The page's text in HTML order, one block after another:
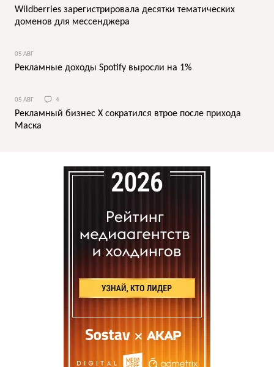
Wildberries зарегистрировала десятки тематических
доменов для мессенджера
05 АВГ
Рекламные доходы Spotify выросли на 1%
05 АВГ 4
Рекламный бизнес X сократился втрое после прихода
Маска